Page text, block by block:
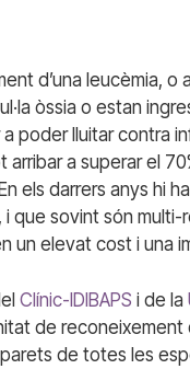
d’una leucèmia, o
òssia o estan
poder lluitar contra
a superar el
els darrers anys hi
que sovint són
un elevat cost i una
Clínic-IDIBAPS i de la
de
de totes les